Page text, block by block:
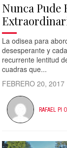
Nunca Pude
La odisea para
desesperante y
recurrente lentitud
cuadras que...
FEBRERO 20, 2017
RAFAEL PI